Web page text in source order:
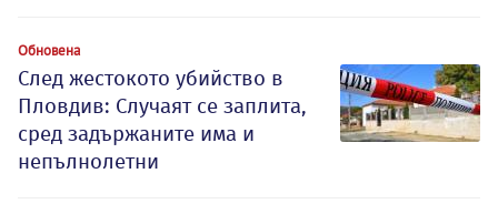
Обновена
След жестокото убийство в
Пловдив: Случаят се заплита,
сред задържаните има и
непълнолетни